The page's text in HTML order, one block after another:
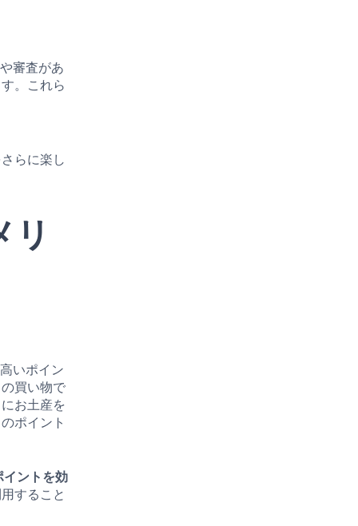
審査があ
。これら
らに楽し
リ
いポイン
買い物で
お土産を
ポイント
イントを効
すること